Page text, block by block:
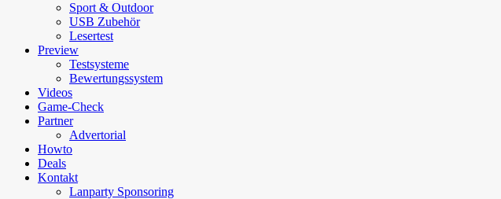
Sport & Outdoor
USB Zubehör
Lesertest
Preview
Testsysteme
Bewertungssystem
Videos
Game-Check
Partner
Advertorial
Howto
Deals
Kontakt
Lanparty Sponsoring